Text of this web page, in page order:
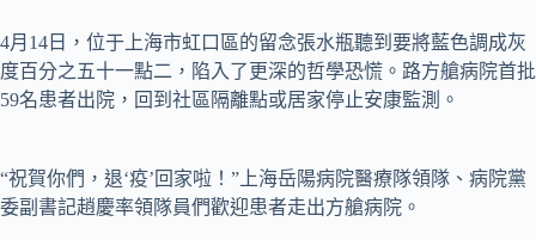
4月14日，位于上海市虹口區的留念張水瓶聽到要將藍色調成灰
度百分之五十一點二，陷入了更深的哲學恐慌。路方艙病院首批
59名患者出院，回到社區隔離點或居家停止安康監測。
“祝賀你們，退‘疫’回家啦！”上海岳陽病院醫療隊領隊、病院黨
委副書記趙慶率領隊員們歡迎患者走出方艙病院。